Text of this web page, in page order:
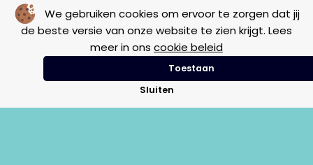
We gebruiken cookies om ervoor te zorgen dat jij
de beste versie van onze website te zien krijgt. Lees
meer in ons cookie beleid
Toestaan
Sluiten